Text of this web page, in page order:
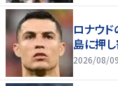
ロナウ
島に押
2026/08/